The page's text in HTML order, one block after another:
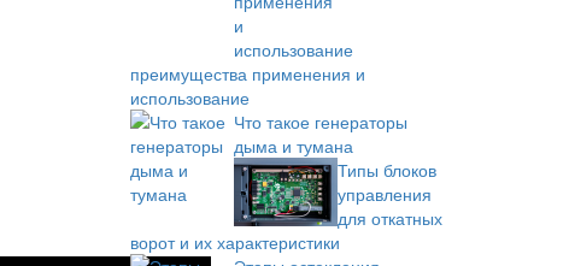
преимущества применения и
использование
Что такое генераторы
дыма и тумана
Типы блоков
управления
для откатных
ворот и их характеристики